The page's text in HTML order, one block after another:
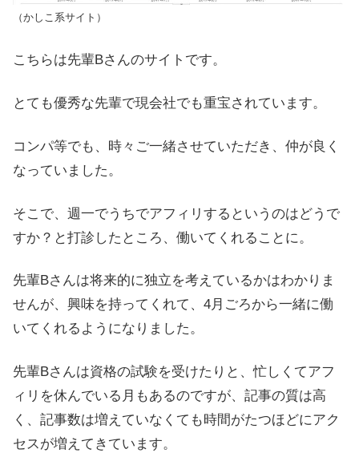
（かしこ系サイト）
こちらは先輩Bさんのサイトです。
とても優秀な先輩で現会社でも重宝されています。
コンパ等でも、時々ご一緒させていただき、仲が良く
なっていました。
そこで、週一でうちでアフィリするというのはどうで
すか？と打診したところ、働いてくれることに。
先輩Bさんは将来的に独立を考えているかはわかりま
せんが、興味を持ってくれて、4月ごろから一緒に働
いてくれるようになりました。
先輩Bさんは資格の試験を受けたりと、忙しくてアフ
ィリを休んでいる月もあるのですが、記事の質は高
く、記事数は増えていなくても時間がたつほどにアク
セスが増えてきています。